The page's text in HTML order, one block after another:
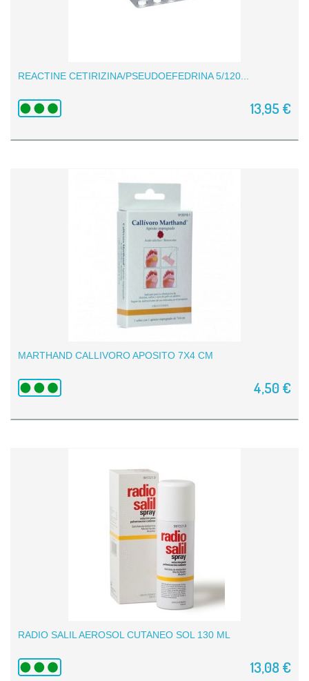
REACTINE CETIRIZINA/PSEUDOEFEDRINA 5/120...
13,95 €
MARTHAND CALLIVORO APOSITO 7X4 CM
4,50 €
RADIO SALIL AEROSOL CUTANEO SOL 130 ML
13,08 €